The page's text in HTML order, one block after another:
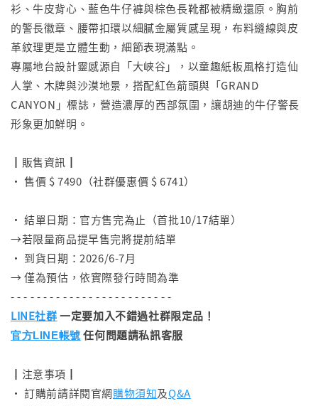
衫、牛皮背心、藍色牛仔褲與棕色長靴都被精緻還原。胸前
的警長徽章、腰帶扣環以細膩金屬質感呈現，布料縫線與皮
革紋理更是立體生動，細節表現滿點。
專屬地台設計靈感源自「大峽谷」，以童趣紙板風格打造仙
人掌、木牌與沙漠地景，搭配紅色箭頭與「GRAND
CANYON」標誌，營造濃厚的西部氛圍，讓胡迪的牛仔警長
形象更加鮮明。
┃販售資訊┃
• 售價 $ 7490（社群優惠價 $ 6741）
• 結單日期：官方售完為止（首批10/17結單）
→若限量商品提早售完將提前結單
• 到貨日期：2026/6-7月
→ 僅為預估，依實際發行時間為準
- - - - - - - - - - - - - - - - - - - - - - - - -
LINE社群一定要加入不錯過社群限定品！
官方LINE帳號 任何問題請私訊客服
┃注意事項┃
• 訂購前請詳閱官網購物須知及Q&A